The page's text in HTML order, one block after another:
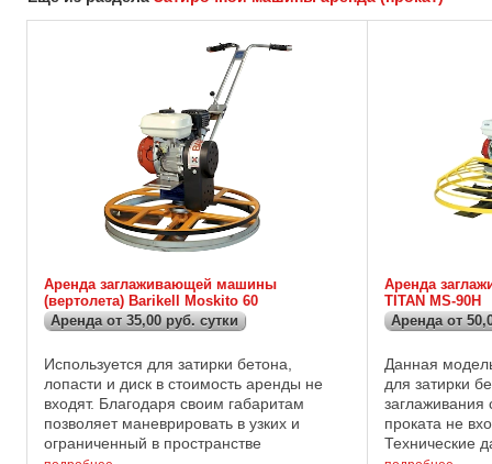
Аренда заглаживающей машины
(вертолета) Barikell Moskito 60
Аренда от 35,00 руб. сутки
Используется для затирки бетона,
лопасти и диск в стоимость аренды не
входят. Благодаря своим габаритам
позволяет маневрировать в узких и
ограниченный в пространстве
Аренда
TITAN MS-90H
Аренда от
Данная
для затирки
заглаживания
проката не
Технические